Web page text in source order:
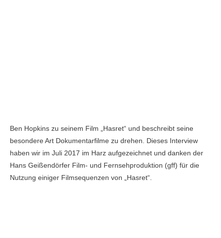
Ben Hopkins zu seinem Film „Hasret“ und beschreibt seine
besondere Art Dokumentarfilme zu drehen. Dieses Interview
haben wir im Juli 2017 im Harz aufgezeichnet und danken der
Hans Geißendörfer Film- und Fernsehproduktion (gff) für die
Nutzung einiger Filmsequenzen von „Hasret“.